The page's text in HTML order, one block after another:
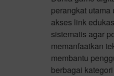
perangkat
akses link
sistematis agar
memanfaatkan
membantu
berbagai